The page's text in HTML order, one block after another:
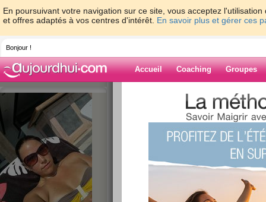
En poursuivant votre navigation sur ce site, vous acceptez
et offres adaptés à vos centres d'intérêt. En savoir plus et gérer ces
Bonjour !
Accueil Coaching Groupes
> emma44860
Blog de
Suiv. ›